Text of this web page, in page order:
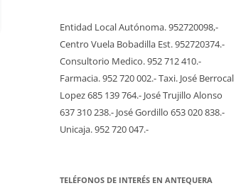
Entidad Local Autónoma. 952720098,-
Centro Vuela Bobadilla Est. 952720374.-
Consultorio Medico. 952 712 410.-
Farmacia. 952 720 002.- Taxi. José Berrocal
Lopez 685 139 764.- José Trujillo Alonso
637 310 238.- José Gordillo 653 020 838.-
Unicaja. 952 720 047.-
TELÉFONOS DE INTERÉS EN ANTEQUERA